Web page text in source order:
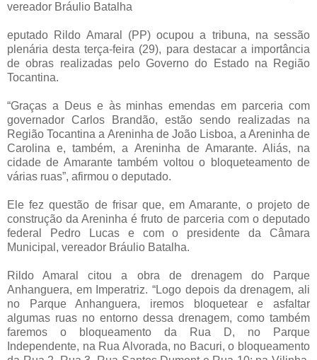
vereador Bráulio Batalha
eputado Rildo Amaral (PP) ocupou a tribuna, na sessão
plenária desta terça-feira (29), para destacar a importância
de obras realizadas pelo Governo do Estado na Região
Tocantina.
“Graças a Deus e às minhas emendas em parceria com
governador Carlos Brandão, estão sendo realizadas na
Região Tocantina a Areninha de João Lisboa, a Areninha de
Carolina e, também, a Areninha de Amarante. Aliás, na
cidade de Amarante também voltou o bloqueteamento de
várias ruas”, afirmou o deputado.
Ele fez questão de frisar que, em Amarante, o projeto de
construção da Areninha é fruto de parceria com o deputado
federal Pedro Lucas e com o presidente da Câmara
Municipal, vereador Bráulio Batalha.
Rildo Amaral citou a obra de drenagem do Parque
Anhanguera, em Imperatriz. “Logo depois da drenagem, ali
no Parque Anhanguera, iremos bloquetear e asfaltar
algumas ruas no entorno dessa drenagem, como também
faremos o bloqueamento da Rua D, no Parque
Independente, na Rua Alvorada, no Bacuri, o bloqueamento